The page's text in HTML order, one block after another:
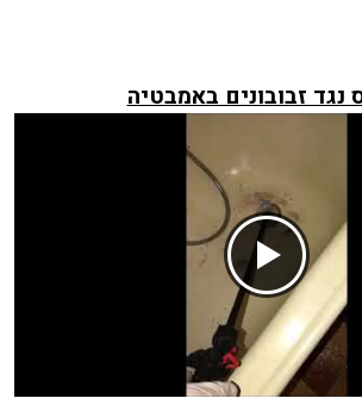
נגד זבובונים באמבטיה